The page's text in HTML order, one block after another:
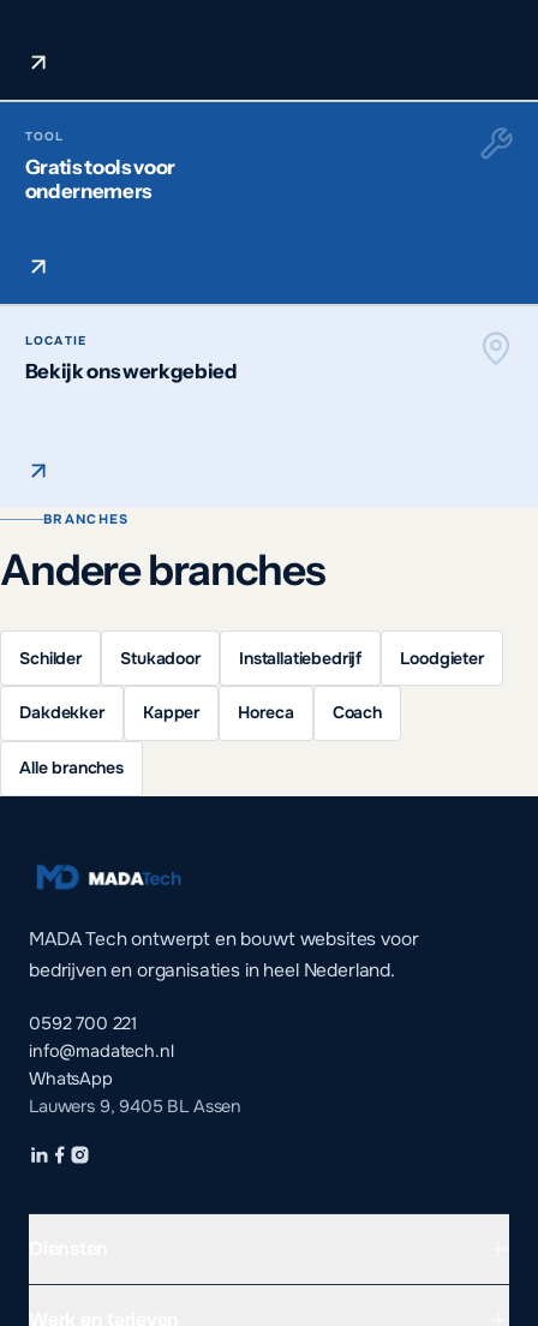
TOOL
Gratis tools voor
ondernemers
LOCATIE
Bekijk ons werkgebied
BRANCHES
Andere branches
Schilder Stukadoor Installatiebedrijf Loodgieter
Dakdekker Kapper Horeca Coach
Alle branches
MADA Tech ontwerpt en bouwt websites voor
bedrijven en organisaties in heel Nederland.
0592 700 221
info@madatech.nl
WhatsApp
Lauwers 9, 9405 BL Assen